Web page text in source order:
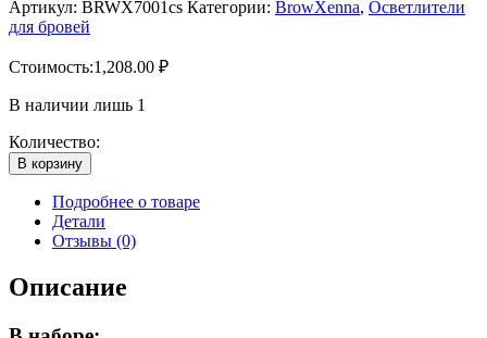
Артикул: BRWX7001cs Категории: BrowXenna, Осветлители
для бровей
Стоимость:1,208.00 ₽
В наличии лишь 1
Количество:
В корзину
Подробнее о товаре
Детали
Отзывы (0)
Описание